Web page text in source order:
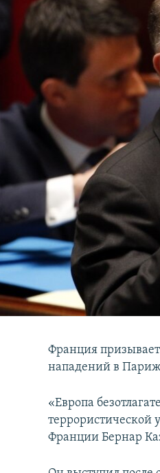
Франция призывает
нападений в
«Европа
террористической
Франции Бернар